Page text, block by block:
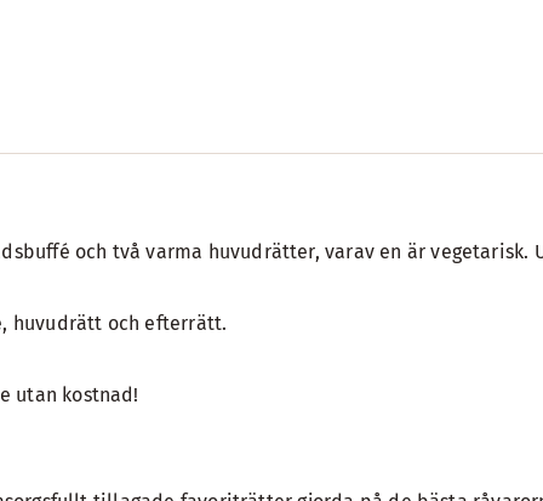
och två varma huvudrätter, varav en är
huvudrätt och efterrätt.
utan kostnad!